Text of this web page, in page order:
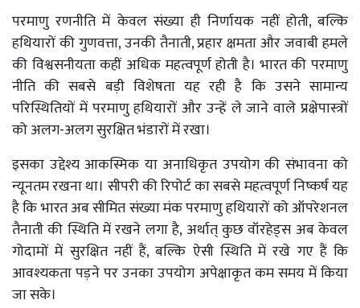
परमाणु रणनीति में केवल संख्या ही निर्णायक नहीं होती, बल्कि
हथियारों की गुणवत्ता, उनकी तैनाती, प्रहार क्षमता और जवाबी हमले
की विश्वसनीयता कहीं अधिक महत्वपूर्ण होती है। भारत की परमाणु
नीति की सबसे बड़ी विशेषता यह रही है कि उसने सामान्य
परिस्थितियों में परमाणु हथियारों और उन्हें ले जाने वाले प्रक्षेपास्त्रों
को अलग-अलग सुरक्षित भंडारों में रखा।
इसका उद्देश्य आकस्मिक या अनाधिकृत उपयोग की संभावना को
न्यूनतम रखना था। सीपरी की रिपोर्ट का सबसे महत्वपूर्ण निष्कर्ष यह
है कि भारत अब सीमित संख्या मंक परमाणु हथियारों को ऑपरेशनल
तैनाती की स्थिति में रखने लगा है, अर्थात् कुछ वॉरहेड्स अब केवल
गोदामों में सुरक्षित नहीं हैं, बल्कि ऐसी स्थिति में रखे गए हैं कि
आवश्यकता पड़ने पर उनका उपयोग अपेक्षाकृत कम समय में किया
जा सके।